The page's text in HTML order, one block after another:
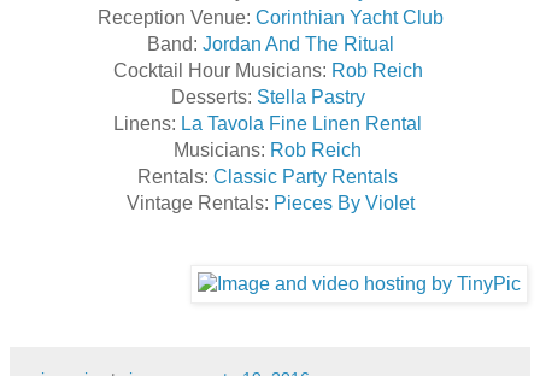
Reception Venue: Corinthian Yacht Club
Band: Jordan And The Ritual
Cocktail Hour Musicians: Rob Reich
Desserts: Stella Pastry
Linens: La Tavola Fine Linen Rental
Musicians: Rob Reich
Rentals: Classic Party Rentals
Vintage Rentals: Pieces By Violet